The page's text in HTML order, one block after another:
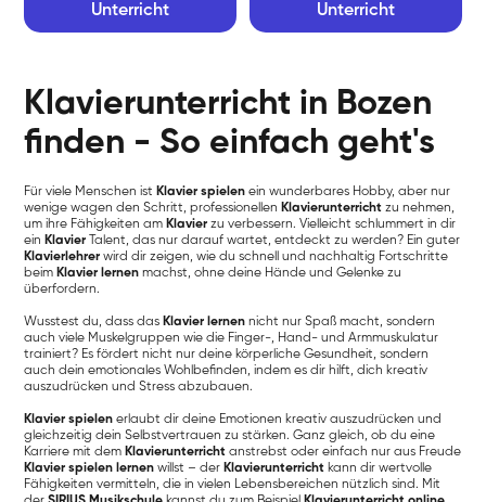
Unterricht
Unterricht
Klavierunterricht in Bozen
finden - So einfach geht's
Für viele Menschen ist Klavier spielen ein wunderbares Hobby, aber nur
wenige wagen den Schritt, professionellen Klavierunterricht zu nehmen,
um ihre Fähigkeiten am Klavier zu verbessern. Vielleicht schlummert in dir
ein Klavier Talent, das nur darauf wartet, entdeckt zu werden? Ein guter
Klavierlehrer wird dir zeigen, wie du schnell und nachhaltig Fortschritte
beim Klavier lernen machst, ohne deine Hände und Gelenke zu
überfordern.
Wusstest du, dass das Klavier lernen nicht nur Spaß macht, sondern
auch viele Muskelgruppen wie die Finger-, Hand- und Armmuskulatur
trainiert? Es fördert nicht nur deine körperliche Gesundheit, sondern
auch dein emotionales Wohlbefinden, indem es dir hilft, dich kreativ
auszudrücken und Stress abzubauen.
Klavier spielen erlaubt dir deine Emotionen kreativ auszudrücken und
gleichzeitig dein Selbstvertrauen zu stärken. Ganz gleich, ob du eine
Karriere mit dem Klavierunterricht anstrebst oder einfach nur aus Freude
Klavier spielen lernen willst – der Klavierunterricht kann dir wertvolle
Fähigkeiten vermitteln, die in vielen Lebensbereichen nützlich sind. Mit